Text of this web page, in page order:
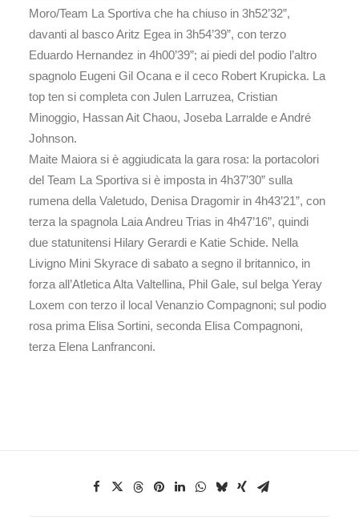
Moro/Team La Sportiva che ha chiuso in 3h52’32”,
davanti al basco Aritz Egea in 3h54’39”, con terzo
Eduardo Hernandez in 4h00’39”; ai piedi del podio l’altro
spagnolo Eugeni Gil Ocana e il ceco Robert Krupicka. La
top ten si completa con Julen Larruzea, Cristian
Minoggio, Hassan Ait Chaou, Joseba Larralde e André
Johnson.
Maite Maiora si è aggiudicata la gara rosa: la portacolori
del Team La Sportiva si è imposta in 4h37’30” sulla
rumena della Valetudo, Denisa Dragomir in 4h43’21”, con
terza la spagnola Laia Andreu Trias in 4h47’16”, quindi
due statunitensi Hilary Gerardi e Katie Schide. Nella
Livigno Mini Skyrace di sabato a segno il britannico, in
forza all’Atletica Alta Valtellina, Phil Gale, sul belga Yeray
Loxem con terzo il local Venanzio Compagnoni; sul podio
rosa prima Elisa Sortini, seconda Elisa Compagnoni,
terza Elena Lanfranconi.